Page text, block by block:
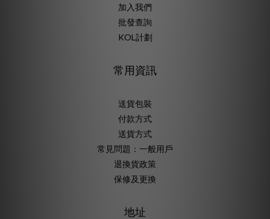
加入我們
批發查詢
KOL計劃
常用資訊
送貨包裝
付款方式
送貨方式
常見問題：一般用戶
退換貨政策
保修及更換
地址